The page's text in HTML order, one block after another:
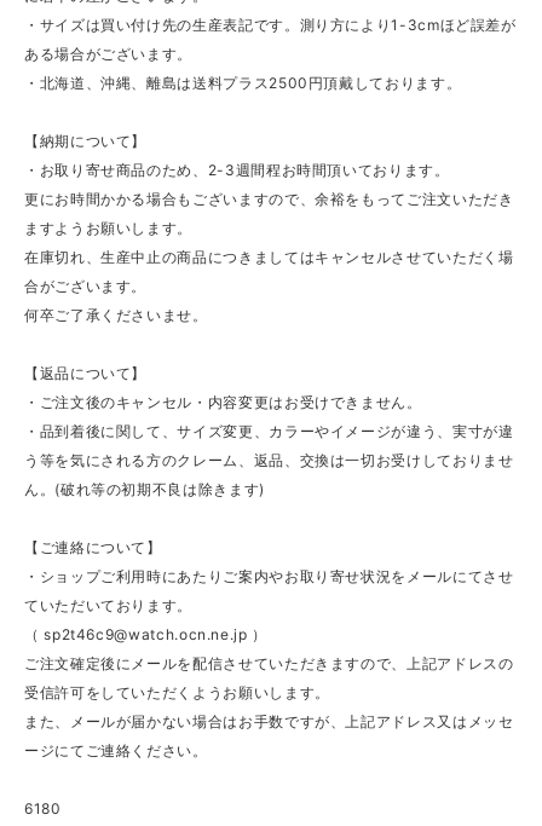
・サイズは買い付け先の生産表記です。測り方により1-3cmほど誤差が
ある場合がございます。
・北海道、沖縄、離島は送料プラス2500円頂戴しております。
【納期について】
・お取り寄せ商品のため、2-3週間程お時間頂いております。
更にお時間かかる場合もございますので、余裕をもってご注文いただき
ますようお願いします。
在庫切れ、生産中止の商品につきましてはキャンセルさせていただく場
合がございます。
何卒ご了承くださいませ。
【返品について】
・ご注文後のキャンセル・内容変更はお受けできません。
・品到着後に関して、サイズ変更、カラーやイメージが違う、実寸が違
う等を気にされる方のクレーム、返品、交換は一切お受けしておりませ
ん。(破れ等の初期不良は除きます)
【ご連絡について】
・ショップご利用時にあたりご案内やお取り寄せ状況をメールにてさせ
ていただいております。
（sp2t46c9@watch.ocn.ne.jp ）
ご注文確定後にメールを配信させていただきますので、上記アドレスの
受信許可をしていただくようお願いします。
また、メールが届かない場合はお手数ですが、上記アドレス又はメッセ
ージにてご連絡ください。
6180